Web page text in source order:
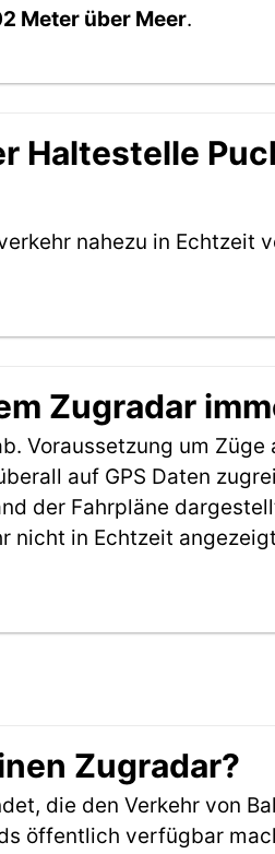
Meter über Meer.
Haltestelle
nahezu in
Zugradar
Voraussetzung um
auf GPS Daten
der Fahrpläne
nicht in Echtzeit
Zugradar?
die den Verkehr von
öffentlich verfügbar